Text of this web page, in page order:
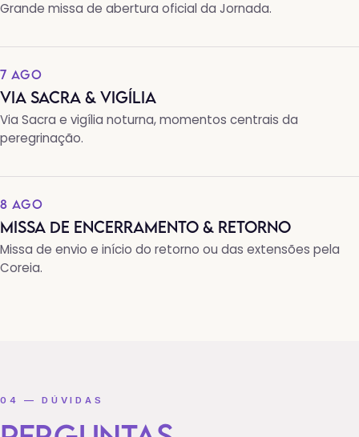
Grande missa de abertura oficial da Jornada.
7 AGO
VIA SACRA & VIGÍLIA
Via Sacra e vigília noturna, momentos centrais da
peregrinação.
8 AGO
MISSA DE ENCERRAMENTO & RETORNO
Missa de envio e início do retorno ou das extensões pela
Coreia.
04 — DÚVIDAS